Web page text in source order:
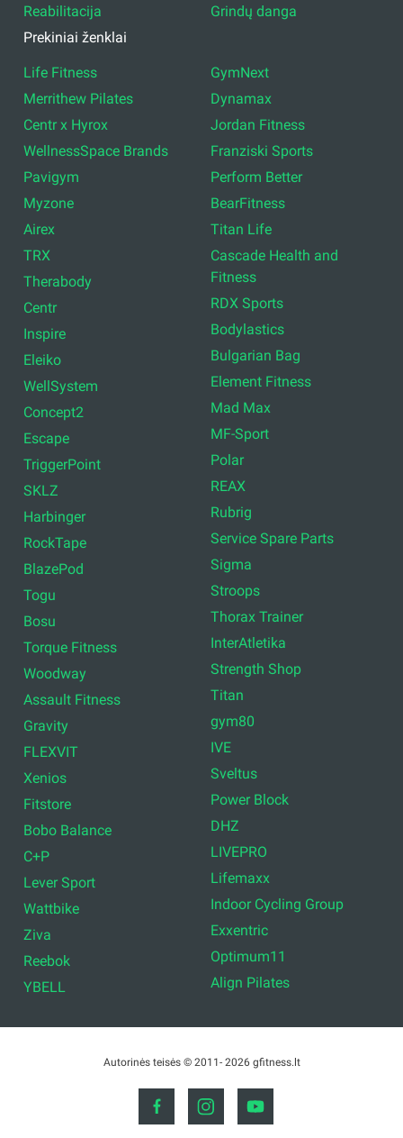
Reabilitacija
Grindų danga
Prekiniai ženklai
Life Fitness
Merrithew Pilates
Centr x Hyrox
WellnessSpace Brands
Pavigym
Myzone
Airex
TRX
Therabody
Centr
Inspire
Eleiko
WellSystem
Concept2
Escape
TriggerPoint
SKLZ
Harbinger
RockTape
BlazePod
Togu
Bosu
Torque Fitness
Woodway
Assault Fitness
Gravity
FLEXVIT
Xenios
Fitstore
Bobo Balance
C+P
Lever Sport
Wattbike
Ziva
Reebok
YBELL
GymNext
Dynamax
Jordan Fitness
Franziski Sports
Perform Better
BearFitness
Titan Life
Cascade Health and
Fitness
RDX Sports
Bodylastics
Bulgarian Bag
Element Fitness
Mad Max
MF-Sport
Polar
REAX
Rubrig
Service Spare Parts
Sigma
Stroops
Thorax Trainer
InterAtletika
Strength Shop
Titan
gym80
IVE
Sveltus
Power Block
DHZ
LIVEPRO
Lifemaxx
Indoor Cycling Group
Exxentric
Optimum11
Align Pilates
Autorinės teisės © 2011- 2026 gfitness.lt